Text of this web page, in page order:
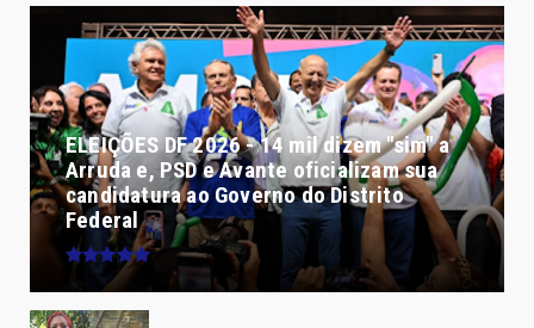
ELEIÇÕES DF 2026 - 14 mil dizem "sim" a
Arruda e, PSD e Avante oficializam sua
candidatura ao Governo do Distrito
Federal